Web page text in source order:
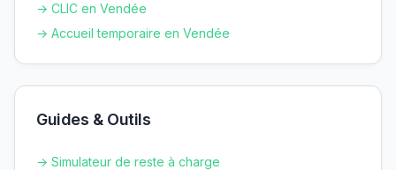
→ CLIC en Vendée
→ Accueil temporaire en Vendée
Guides & Outils
→ Simulateur de reste à charge